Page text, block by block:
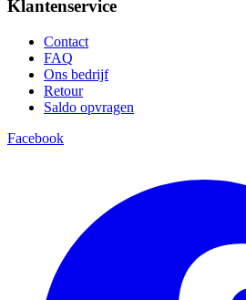
Klantenservice
Contact
FAQ
Ons bedrijf
Retour
Saldo opvragen
Facebook